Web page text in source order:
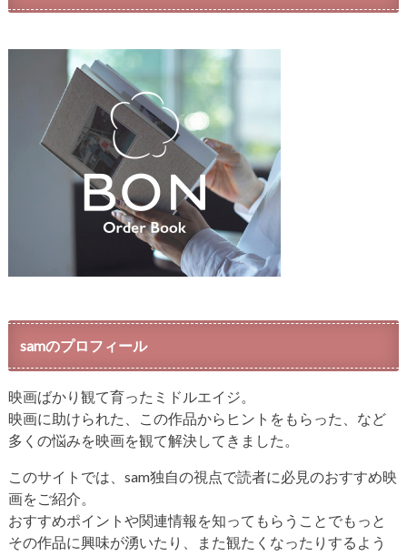
samのプロフィール
映画ばかり観て育ったミドルエイジ。
映画に助けられた、この作品からヒントをもらった、など
多くの悩みを映画を観て解決してきました。
このサイトでは、sam独自の視点で読者に必見のおすすめ映
画をご紹介。
おすすめポイントや関連情報を知ってもらうことでもっと
その作品に興味が湧いたり、また観たくなったりするよう